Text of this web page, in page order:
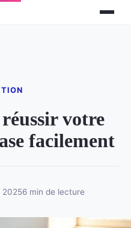
votre
facilement
20256 min de lecture